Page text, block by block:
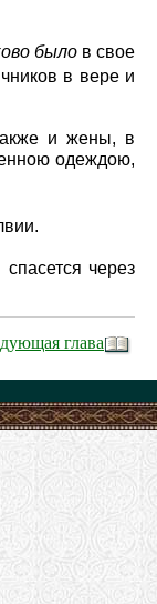
было в свое
в вере и
и жены, в
одеждою,
через
глава